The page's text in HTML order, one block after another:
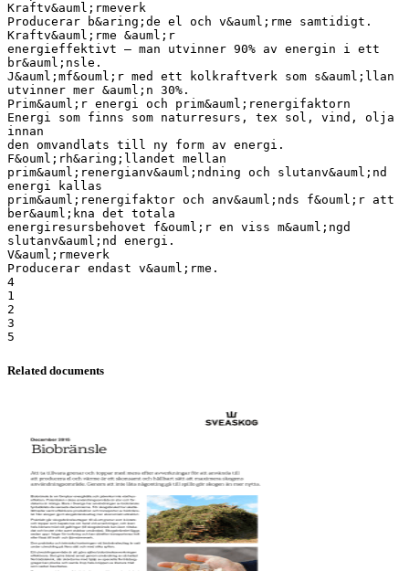
Kraftv&auml;rmeverk
Producerar b&aring;de el och v&auml;rme samtidigt.
Kraftv&auml;rme &auml;r
energieffektivt – man utvinner 90% av energin i ett
br&auml;nsle.
J&auml;mf&ouml;r med ett kolkraftverk som s&auml;llan
utvinner mer &auml;n 30%.
Prim&auml;r energi och prim&auml;renergifaktorn
Energi som finns som naturresurs, tex sol, vind, olja
innan
den omvandlats till ny form av energi.
F&ouml;rh&aring;llandet mellan
prim&auml;renergianv&auml;ndning och slutanv&auml;nd
energi kallas
prim&auml;renergifaktor och anv&auml;nds f&ouml;r att
ber&auml;kna det totala
energiresursbehovet f&ouml;r en viss m&auml;ngd
slutanv&auml;nd energi.
V&auml;rmeverk
Producerar endast v&auml;rme.
4
1
2
3
Related documents